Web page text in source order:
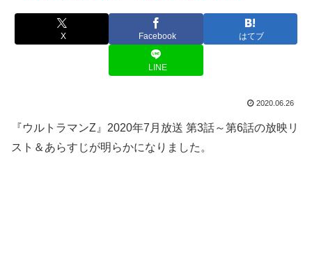
X Facebook はてブ
LINE
2020.06.26
『ウルトラマンZ』2020年7月放送 第3話～第6話の放映リ
スト＆あらすじが明らかになりました。